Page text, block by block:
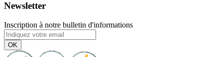
Newsletter
Inscription à notre bulletin d'informations
OK